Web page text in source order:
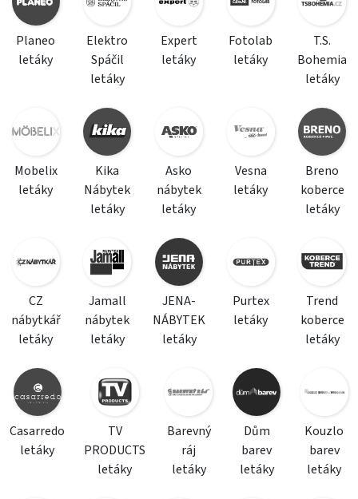
Planeo
letáky
Elektro
Spáčil
letáky
Expert
letáky
Fotolab
letáky
T.S.
Bohemia
letáky
Mobelix
letáky
Kika
Nábytek
letáky
Asko
nábytek
letáky
Vesna
letáky
Breno
koberce
letáky
CZ
nábytkář
letáky
Jamall
nábytek
letáky
JENA-
NÁBYTEK
letáky
Purtex
letáky
Trend
koberce
letáky
Casarredo
letáky
TV
PRODUCTS
letáky
Barevný
ráj
letáky
Dům
barev
letáky
Kouzlo
barev
letáky